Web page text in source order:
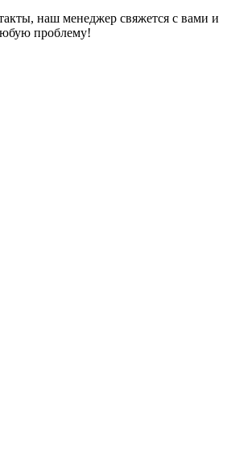
наш менеджер свяжется с вами и
проблему!